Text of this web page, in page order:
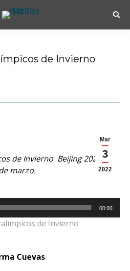
de Invierno
Mar
3
2022
de Invierno Beijing 2022 se
marzo.
00:00
de Invierno
Cuevas